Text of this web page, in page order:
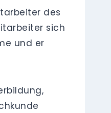
des
sich
und er